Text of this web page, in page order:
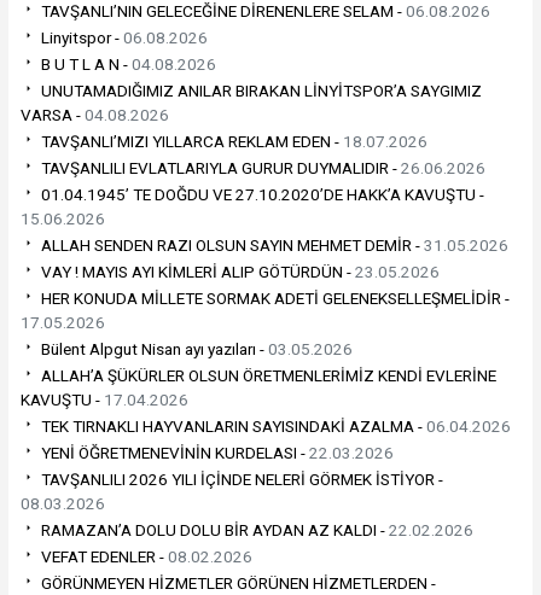
TAVŞANLI’NIN GELECEĞİNE DİRENENLERE SELAM -06.08.2026
Linyitspor -06.08.2026
B U T L A N -04.08.2026
UNUTAMADIĞIMIZ ANILAR BIRAKAN LİNYİTSPOR’A SAYGIMIZ
VARSA -04.08.2026
TAVŞANLI’MIZI YILLARCA REKLAM EDEN - 18.07.2026
TAVŞANLILI EVLATLARIYLA GURUR DUYMALIDIR -26.06.2026
01.04.1945’ TE DOĞDU VE 27.10.2020’DE HAKK’A KAVUŞTU -
15.06.2026
ALLAH SENDEN RAZI OLSUN SAYIN MEHMET DEMİR -31.05.2026
VAY ! MAYIS AYI KİMLERİ ALIP GÖTÜRDÜN -23.05.2026
HER KONUDA MİLLETE SORMAK ADETİ GELENEKSELLEŞMELİDİR -
17.05.2026
Bülent Alpgut Nisan ayı yazıları -03.05.2026
ALLAH’A ŞÜKÜRLER OLSUN ÖRETMENLERİMİZ KENDİ EVLERİNE
KAVUŞTU - 17.04.2026
TEK TIRNAKLI HAYVANLARIN SAYISINDAKİ AZALMA -06.04.2026
YENİ ÖĞRETMENEVİNİN KURDELASI -22.03.2026
TAVŞANLILI 2026 YILI İÇİNDE NELERİ GÖRMEK İSTİYOR -
08.03.2026
RAMAZAN’A DOLU DOLU BİR AYDAN AZ KALDI -22.02.2026
VEFAT EDENLER -08.02.2026
GÖRÜNMEYEN HİZMETLER GÖRÜNEN HİZMETLERDEN -